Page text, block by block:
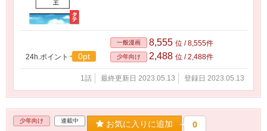
24h.ポイント 0pt
一般漫画 8,555 位 / 8,555件
少年向け 2,488 位 / 2,488件
1話 最終更新日 2023.05.13 登録日 2023.05.13
少年向け 連載中 お気に入りに追加 0